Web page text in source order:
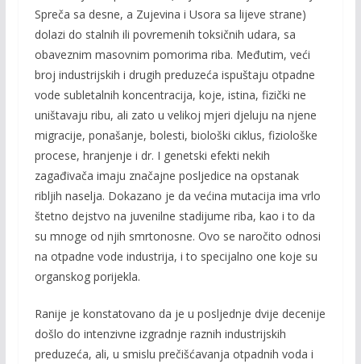
Spreča sa desne, a Zujevina i Usora sa lijeve strane)
dolazi do stalnih ili povremenih toksičnih udara, sa
obaveznim masovnim pomorima riba. Međutim, veći
broj industrijskih i drugih pre­duzeća ispuštaju otpadne
vode subletalnih koncen­tracija, koje, istina, fizički ne
uništavaju ribu, ali zato u velikoj mjeri djeluju na njene
migracije, po­našanje, bolesti, biološki ciklus, fiziološke
procese, hranjenje i dr. I genetski efekti nekih
zagađivača imaju značajne posljedice na opstanak
ribljih naselja. Dokazano je da većina mutacija ima vrlo
štetno dejstvo na juvenilne stadijume riba, kao i to da
su mnoge od njih smrtonosne. Ovo se naročito odnosi
na otpadne vode industrija, i to specijalno one koje su
organskog porijekla.
Ranije je konstatovano da je u posljednje dvije decenije
došlo do intenzivne izgradnje raznih industrijskih
preduzeća, ali, u smislu prečišćavanja otpadnih voda i